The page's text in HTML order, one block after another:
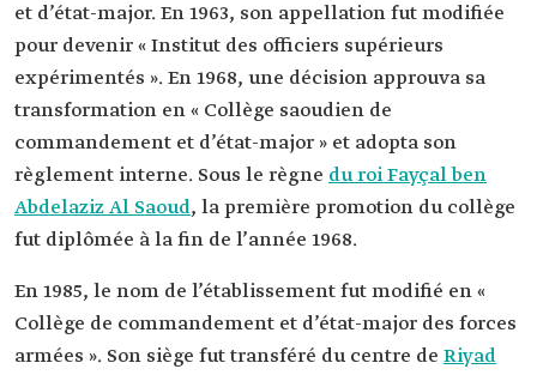
et d’état-major. En 1963, son appellation fut modifiée
pour devenir « Institut des officiers supérieurs
expérimentés ». En 1968, une décision approuva sa
transformation en « Collège saoudien de
commandement et d’état-major » et adopta son
règlement interne. Sous le règne du roi Fayçal ben
Abdelaziz Al Saoud, la première promotion du collège
fut diplômée à la fin de l’année 1968.
En 1985, le nom de l’établissement fut modifié en «
Collège de commandement et d’état-major des forces
armées ». Son siège fut transféré du centre de Riyad